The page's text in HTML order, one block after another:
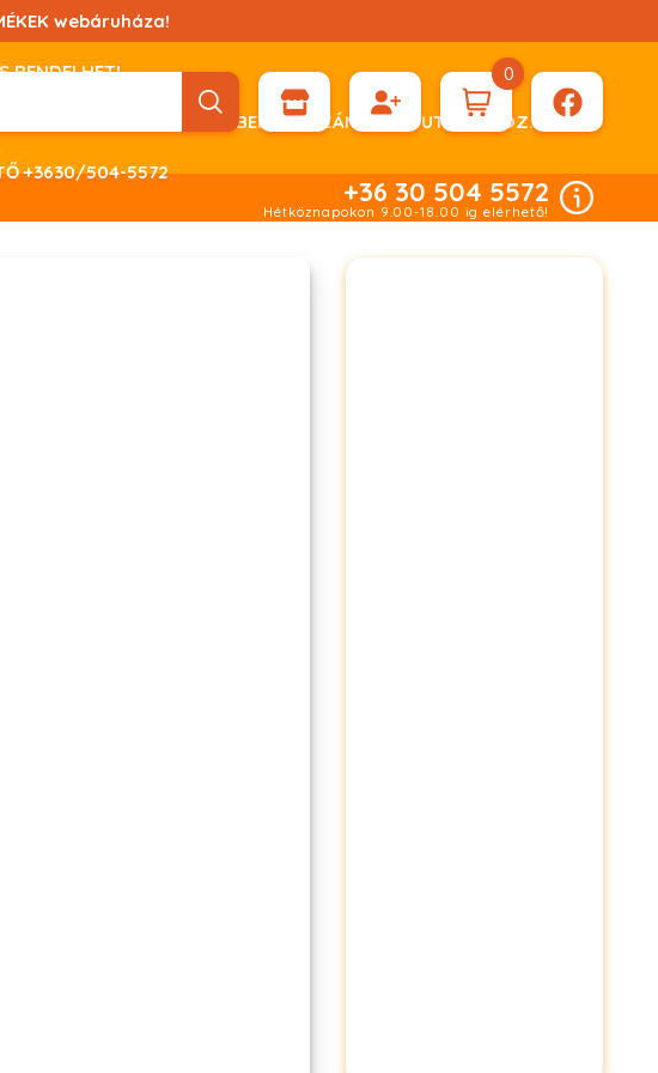
webáruháza!
RENDELHET!
ESETÉN KÉRHET DÍJBEKÉRŐ SZÁMLÁT ÁTUTALÁSHOZ.
+3630/504-5572
0
+36 30 504 5572
Hétköznapokon 9.00-18.00 ig elérhető!